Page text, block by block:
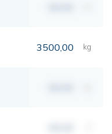
3500,00 kg